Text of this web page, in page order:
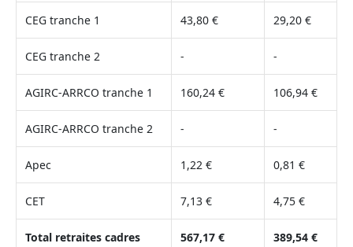
CEG tranche 1 43,80 € 29,20 €
CEG tranche 2 - -
AGIRC-ARRCO tranche 1 160,24 € 106,94 €
AGIRC-ARRCO tranche 2 - -
Apec 1,22 € 0,81 €
CET 7,13 € 4,75 €
Total retraites cadres 567,17 € 389,54 €